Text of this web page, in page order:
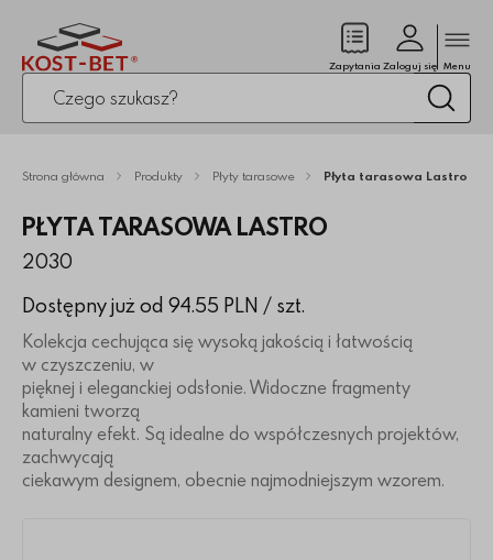
Po kliknięciu przycisku fraza zostanie wyszukana
Zapytania
(pusty)Zaloguj się Menu
Strona główna Produkty Płyty tarasowe Płyta tarasowa Lastro
PŁYTA TARASOWA LASTRO
2030
Dostępny już od 94.55 PLN / szt.
Kolekcja cechująca się wysoką jakością i łatwością
w czyszczeniu, w
pięknej i eleganckiej odsłonie. Widoczne fragmenty
kamieni tworzą
naturalny efekt. Są idealne do współczesnych projektów,
zachwycają
ciekawym designem, obecnie najmodniejszym wzorem.